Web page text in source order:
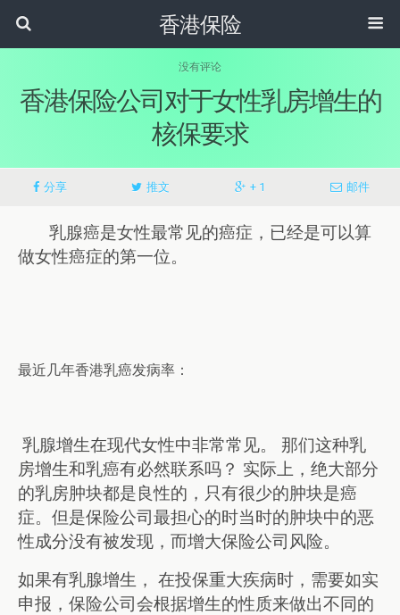
香港保险
没有评论
香港保险公司对于女性乳房增生的
核保要求
分享 推文 + 1 邮件
乳腺癌是女性最常见的癌症，已经是可以算
做女性癌症的第一位。
最近几年香港乳癌发病率：
乳腺增生在现代女性中非常常见。 那们这种乳
房增生和乳癌有必然联系吗？ 实际上，绝大部分
的乳房肿块都是良性的，只有很少的肿块是癌
症。但是保险公司最担心的时当时的肿块中的恶
性成分没有被发现，而增大保险公司风险。
如果有乳腺增生， 在投保重大疾病时，需要如实
申报，保险公司会根据增生的性质来做出不同的